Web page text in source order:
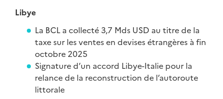
Libye
La BCL a collecté 3,7 Mds USD au titre de la
taxe sur les ventes en devises étrangères à fin
octobre 2025
Signature d’un accord Libye-Italie pour la
relance de la reconstruction de l’autoroute
littorale